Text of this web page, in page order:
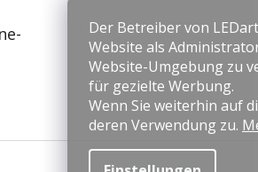
Der Betreiber von
Website als
Website-Umgebung zu
für gezielte Werbung.
Wenn Sie weiterhin auf
deren Verwendung zu.